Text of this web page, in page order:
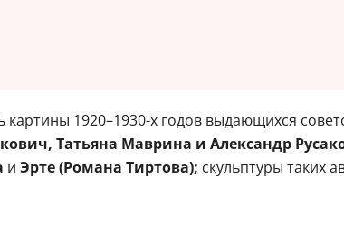
1920–1930-х годов выдающихся
Татьяна Маврина и Александр
и Эрте (Романа Тиртова); скульптуры таких